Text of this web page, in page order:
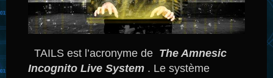
TAILS est l’acronyme de The Amnesic
Incognito Live System . Le système